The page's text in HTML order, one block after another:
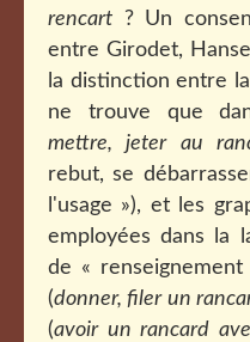
rencart ? Un
entre Girodet,
la distinction entre
ne trouve que
mettre, jeter au
rebut, se
l'usage »), et les
employées dans la
de «
(donner, filer un
(avoir un rancard